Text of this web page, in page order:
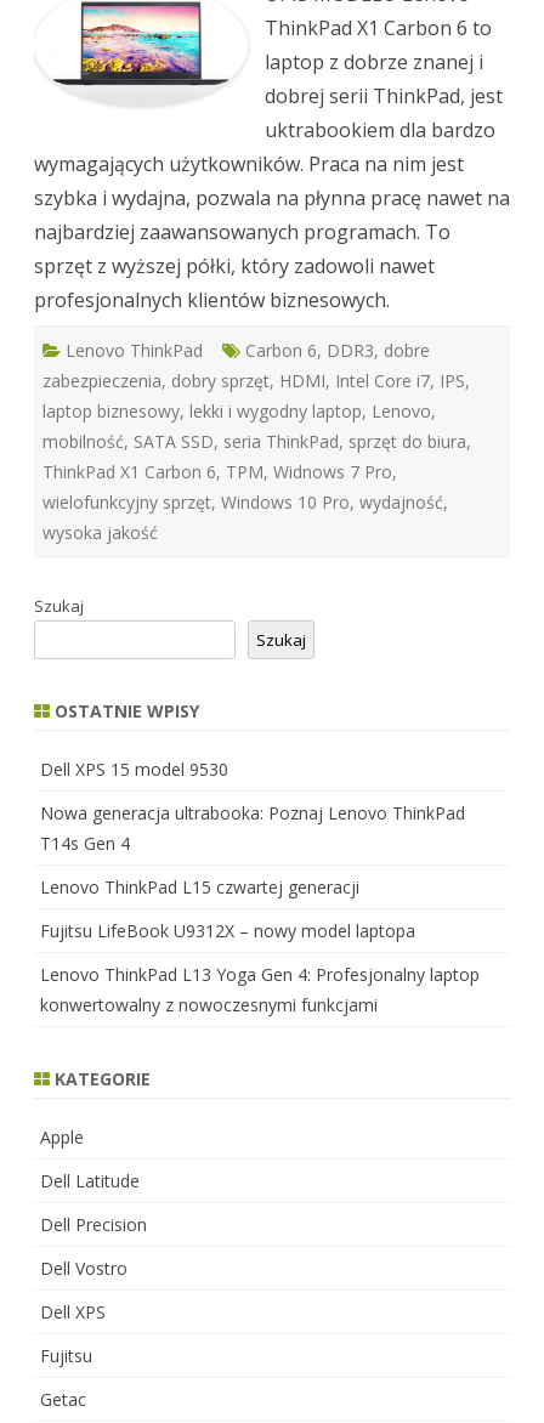
ThinkPad X1 Carbon 6 to
laptop z dobrze znanej i
dobrej serii ThinkPad, jest
uktrabookiem dla bardzo
wymagających użytkowników. Praca na nim jest
szybka i wydajna, pozwala na płynna pracę nawet na
najbardziej zaawansowanych programach. To
sprzęt z wyższej półki, który zadowoli nawet
profesjonalnych klientów biznesowych.
Lenovo ThinkPad Carbon 6, DDR3, dobre
zabezpieczenia, dobry sprzęt, HDMI, Intel Core i7, IPS,
laptop biznesowy, lekki i wygodny laptop, Lenovo,
mobilność, SATA SSD, seria ThinkPad, sprzęt do biura,
ThinkPad X1 Carbon 6, TPM, Widnows 7 Pro,
wielofunkcyjny sprzęt, Windows 10 Pro, wydajność,
wysoka jakość
Szukaj
Szukaj
OSTATNIE WPISY
Dell XPS 15 model 9530
Nowa generacja ultrabooka: Poznaj Lenovo ThinkPad
T14s Gen 4
Lenovo ThinkPad L15 czwartej generacji
Fujitsu LifeBook U9312X – nowy model laptopa
Lenovo ThinkPad L13 Yoga Gen 4: Profesjonalny laptop
konwertowalny z nowoczesnymi funkcjami
KATEGORIE
Apple
Dell Latitude
Dell Precision
Dell Vostro
Dell XPS
Fujitsu
Getac